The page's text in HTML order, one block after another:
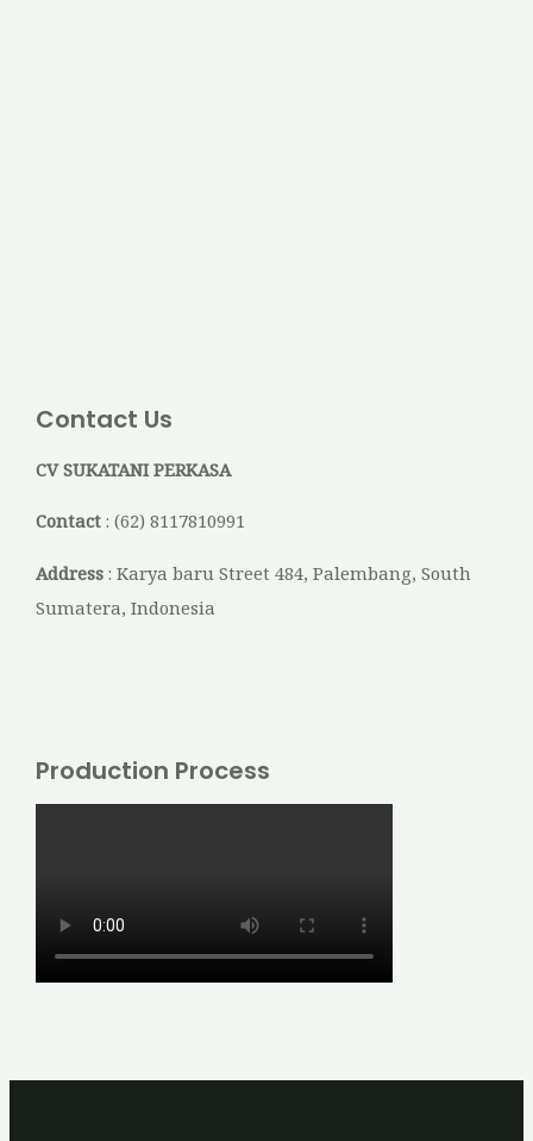
Contact Us
CV SUKATANI PERKASA
Contact : (62) 8117810991
Address : Karya baru Street 484, Palembang, South
Sumatera, Indonesia
Production Process